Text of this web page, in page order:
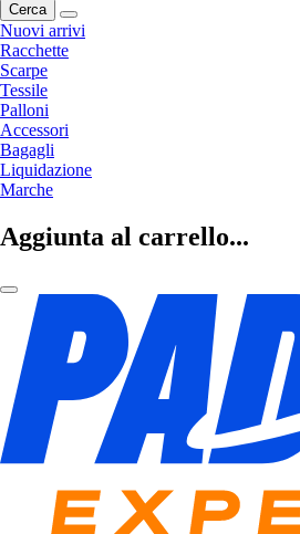
Cerca
Nuovi arrivi
Racchette
Scarpe
Tessile
Palloni
Accessori
Bagagli
Liquidazione
Marche
Aggiunta al carrello...